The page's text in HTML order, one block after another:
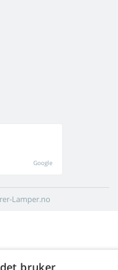
Google
Lamper.no
bruker